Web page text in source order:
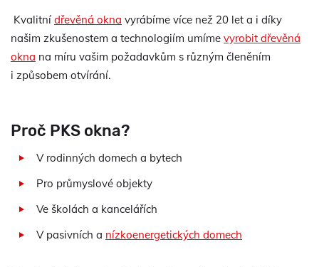
Kvalitní dřevěná okna vyrábíme více než 20 let a i díky
našim zkušenostem a technologiím umíme vyrobit dřevěná
okna na míru vašim požadavkům s různým členěním
i způsobem otvírání.
Proč PKS okna?
V rodinných domech a bytech
Pro průmyslové objekty
Ve školách a kancelářích
V pasivních a nízkoenergetických domech